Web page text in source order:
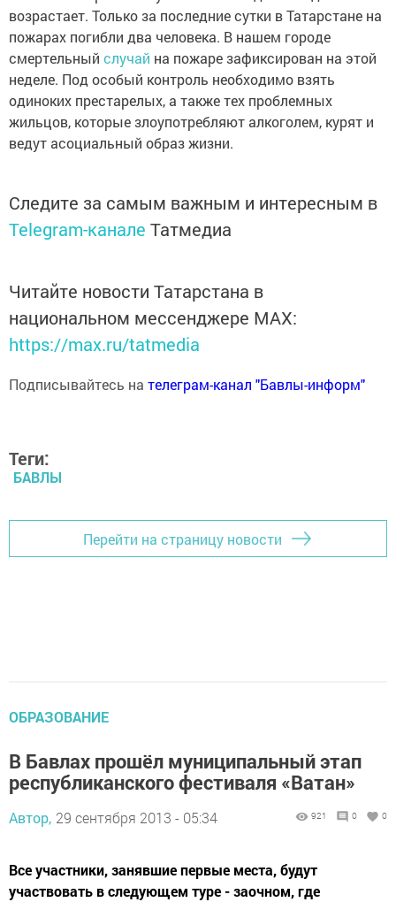
возрастает. Только за последние сутки в Татарстане на
пожарах погибли два человека. В нашем городе
смертельный случай на пожаре зафиксирован на этой
неделе. Под особый контроль необходимо взять
одиноких престарелых, а также тех проблемных
жильцов, которые злоупотребляют алкоголем, курят и
ведут асоциальный образ жизни.
Следите за самым важным и интересным в
Telegram-канале Татмедиа
Читайте новости Татарстана в
национальном мессенджере MАХ:
https://max.ru/tatmedia
Подписывайтесь на телеграм-канал "Бавлы-информ"
Теги:
БАВЛЫ
Перейти на страницу новости
ОБРАЗОВАНИЕ
В Бавлах прошёл муниципальный этап
республиканского фестиваля «Ватан»
Автор, 29 сентября 2013 - 05:34 921 0 0
Все участники, занявшие первые места, будут
участвовать в следующем туре - заочном, где